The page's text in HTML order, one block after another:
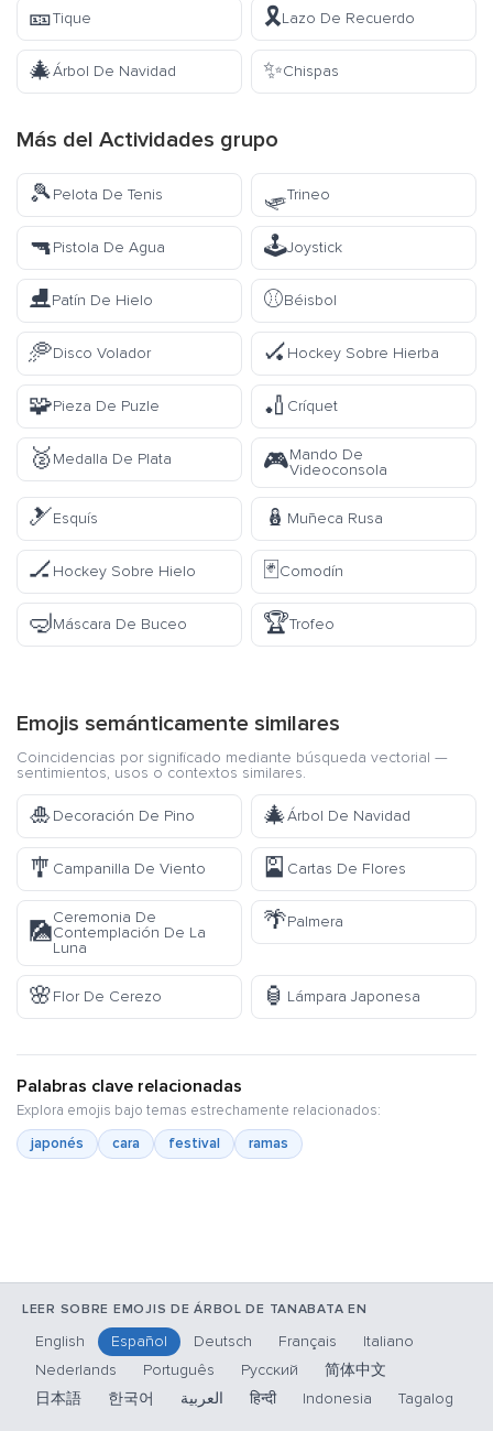
🎫Tique 🎗️Lazo De Recuerdo
🎄Árbol De Navidad ✨Chispas
Más del Actividades grupo
🎾Pelota De Tenis 🛷Trineo
🔫Pistola De Agua 🕹️Joystick
⛸️Patín De Hielo ⚾Béisbol
🥏Disco Volador 🏑Hockey Sobre Hierba
🧩Pieza De Puzle 🏏 Críquet
🥈Medalla De Plata 🎮Mando De
Videoconsola
🎿Esquís 🪆 Muñeca Rusa
🏒Hockey Sobre Hielo 🃏Comodín
🤿Máscara De Buceo 🏆Trofeo
Emojis semánticamente similares
Coincidencias por significado mediante búsqueda vectorial —
sentimientos, usos o contextos similares.
🎍Decoración De Pino 🎄Árbol De Navidad
🎐 Campanilla De Viento 🎴 Cartas De Flores
🎑
Ceremonia De
Contemplación De La
Luna
🌴Palmera
🌸Flor De Cerezo 🏮 Lámpara Japonesa
Palabras clave relacionadas
Explora emojis bajo temas estrechamente relacionados:
japonés
cara festival ramas
LEER SOBRE EMOJIS DE ÁRBOL DE TANABATA EN
English Español Deutsch Français
Italiano
Nederlands
Português Русский
简体中文
日本語
한국어 العربية हिन्दी Indonesia Tagalog